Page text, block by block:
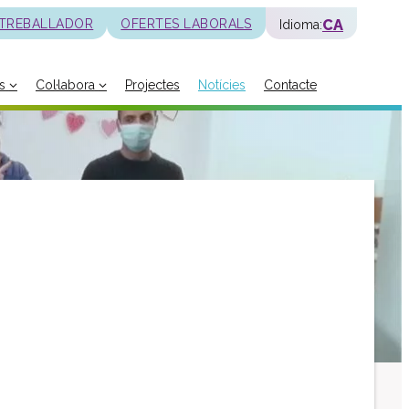
OFERTES LABORALS Idioma:CA
Col·labora Projectes Notícies Contacte
La fundació
Història
Missió, visió i valors